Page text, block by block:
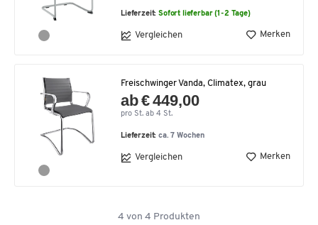
Lieferzeit:Sofort lieferbar (1-2 Tage)
Vergleichen Merken
Freischwinger Vanda, Climatex, grau
ab € 449,00
pro St. ab 4 St.
Lieferzeit:ca. 7 Wochen
Vergleichen Merken
4 von 4 Produkten